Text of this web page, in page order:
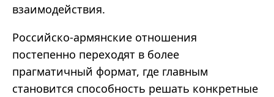
взаимодействия.
Российско-армянские отношения
постепенно переходят в более
прагматичный формат, где главным
становится способность решать конкретные